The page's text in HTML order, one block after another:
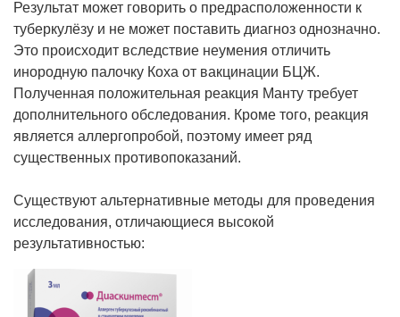
Результат может говорить о предрасположенности к
туберкулёзу и не может поставить диагноз однозначно.
Это происходит вследствие неумения отличить
инородную палочку Коха от вакцинации БЦЖ.
Полученная положительная реакция Манту требует
дополнительного обследования. Кроме того, реакция
является аллергопробой, поэтому имеет ряд
существенных противопоказаний.
Существуют альтернативные методы для проведения
исследования, отличающиеся высокой
результативностью: